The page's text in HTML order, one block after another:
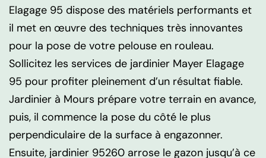
Elagage 95 dispose des matériels performants et
il met en œuvre des techniques très innovantes
pour la pose de votre pelouse en rouleau.
Sollicitez les services de jardinier Mayer Elagage
95 pour profiter pleinement d’un résultat fiable.
Jardinier à Mours prépare votre terrain en avance,
puis, il commence la pose du côté le plus
perpendiculaire de la surface à engazonner.
Ensuite, jardinier 95260 arrose le gazon jusqu’à ce